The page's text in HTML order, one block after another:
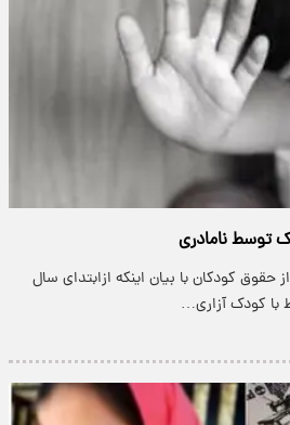
توسط نامادری
حقوق کودکان با بیان اینکه ازابتدای سال